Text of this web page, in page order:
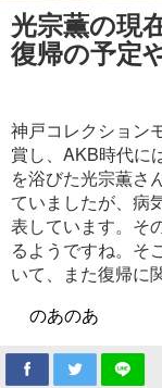
光宗薫の現
復帰の予定
神戸コレクション
賞し、AKB時代に
を浴びた光宗薫さ
ていましたが、病
表しています。そ
るようですね。そ
いて、また復帰に
のあのあ